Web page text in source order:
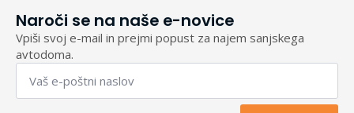
Naroči se na naše e-novice
Vpiši svoj e-mail in prejmi popust za najem sanjskega
avtodoma.
Email